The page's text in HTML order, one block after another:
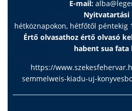
E-mail:
Nyitvatartási
hétköznapokon, hétfőtől péntekig
Értő olvasathoz értő olvasó
habent sua fata
https://
semmelweis-kiadu-uj-